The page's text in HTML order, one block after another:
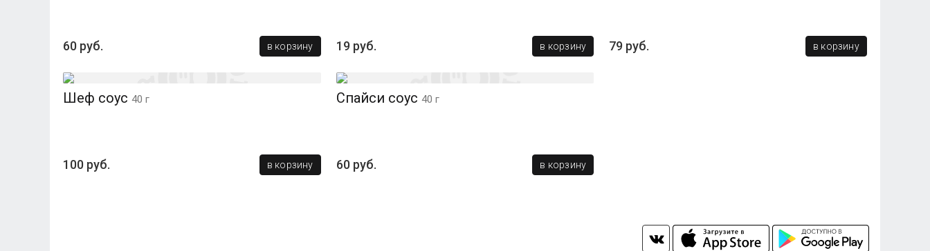
60 руб. в корзину 19 руб. в корзину 79 руб. в корзину
Шеф соус 40 г
100 руб. в корзину
Спайси соус 40 г
60 руб. в корзину